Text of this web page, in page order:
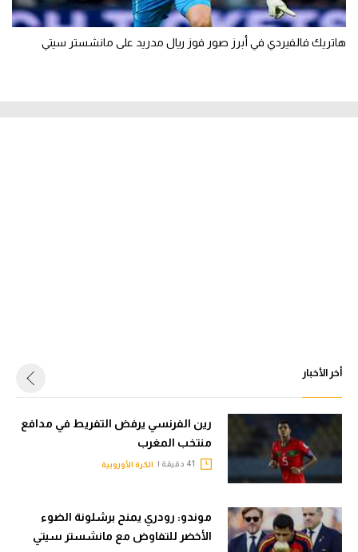
هاتريك فالفيردي في أبرز صور فوز ريال مدريد على مانشستر سيتي
أخر الأخبار
رين الفرنسي يرفض التفريط في مدافع
منتخب المغرب
الكرة الأوروبية
موندو: رودري يمنح برشلونة الضوء
الأخضر للتفاوض مع مانشستر سيتي